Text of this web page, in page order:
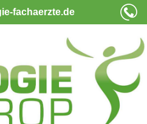
fachaerzte.de